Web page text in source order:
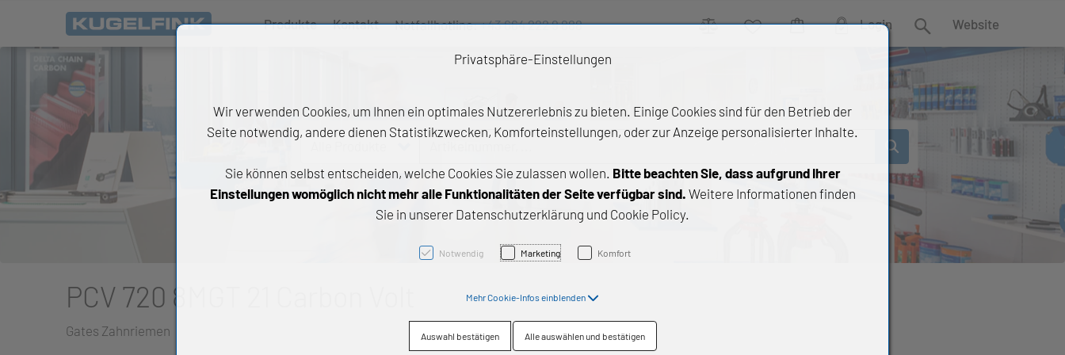
Produkte Kontakt Notfallhotline:+43 664 222 9 888 VergleichWunschlisteWarenkorb Login Suche Website
Alle Produkte
Wälz- und Gleitlager
Antriebstechnik
Chemische Produkte
PCV 720 8MGT 21 Carbon Volt
Gates Zahnriemen
Privatsphäre-Einstellungen
Wir verwenden Cookies, um Ihnen ein optimales Nutzererlebnis zu bieten. Einige Cookies sind für den Betrieb der
Seite notwendig, andere dienen Statistikzwecken, Komforteinstellungen, oder zur Anzeige personalisierter Inhalte.
Sie können selbst entscheiden, welche Cookies Sie zulassen wollen. Bitte beachten Sie, dass aufgrund Ihrer
Einstellungen womöglich nicht mehr alle Funktionalitäten der Seite verfügbar sind. Weitere Informationen finden
Sie in unserer Datenschutzerklärung und Cookie Policy.
Notwendig Marketing Komfort
Mehr Cookie-Infos einblenden
Auswahl bestätigen Alle auswählen und bestätigen